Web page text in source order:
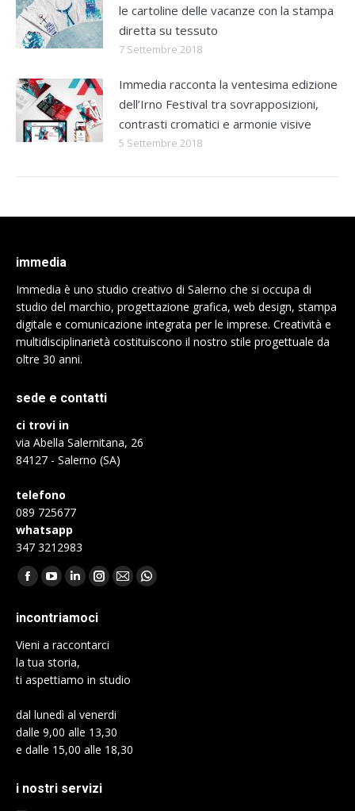
le cartoline delle vacanze con la stampa
diretta su tessuto
7 Settembre 2018
Immedia racconta la ventesima edizione
dell’Irno Festival tra sovrapposizioni,
contrasti cromatici e armonie visive
5 Settembre 2018
immedia
Immedia è uno studio creativo di Salerno che si occupa di
studio del marchio, progettazione grafica, web design, stampa
digitale e comunicazione integrata per le imprese. Creatività e
multidisciplinarietà costituiscono il nostro stile progettuale da
oltre 30 anni.
sede e contatti
ci trovi in
via Abella Salernitana, 26
84127 - Salerno (SA)
telefono
089 725677
whatsapp
347 3212983
Find us on:
Facebook
opens
in
new
window
YouTube
opens
in
new
window
Linkedin
opens
in
new
window
Instagram
opens
in
window
Mail
window
Whatsapp
incontriamoci
Vieni a raccontarci
la tua storia,
ti aspettiamo in studio
dal lunedì al venerdi
dalle 9,00 alle 13,30
e dalle 15,00 alle 18,30
i nostri servizi